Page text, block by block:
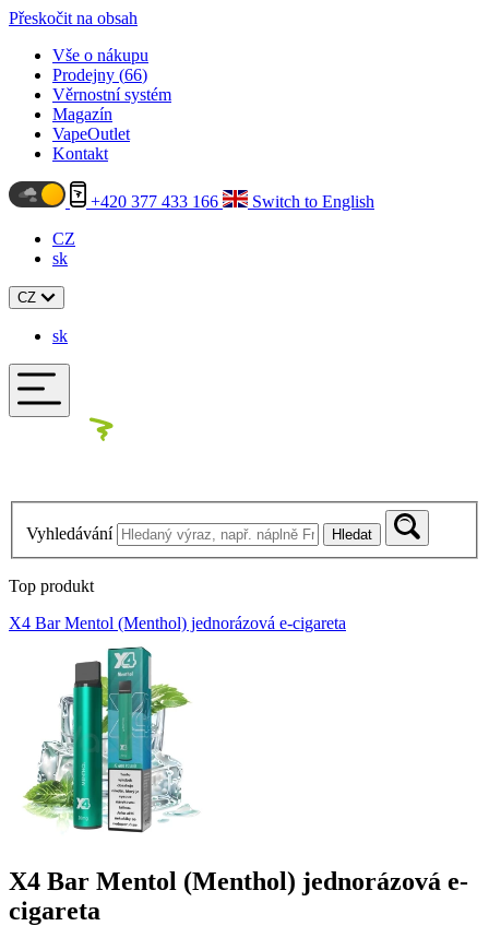
Přeskočit na obsah
Vše o nákupu
Prodejny (66)
Věrnostní systém
Magazín
VapeOutlet
Kontakt
+420 377 433 166
Switch to English
CZ
sk
CZ
sk
Vyhledávání Hledat
Top produkt
X4 Bar Mentol (Menthol) jednorázová e-cigareta
X4 Bar Mentol (Menthol) jednorázová e-
cigareta